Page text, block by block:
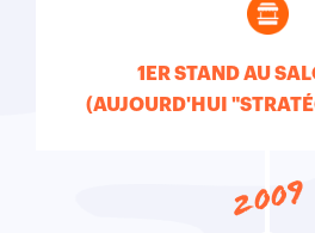
1ER STAND AU
(AUJOURD'HUI
2009